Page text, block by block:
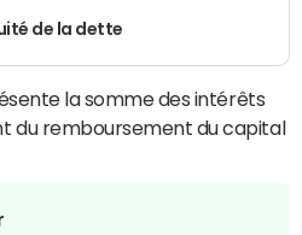
de la dette
la somme des intérêts
du remboursement du capital